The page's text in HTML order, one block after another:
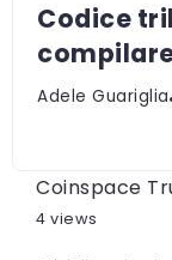
Codice
compilare
Adele Guariglia
Coinspace
4 views